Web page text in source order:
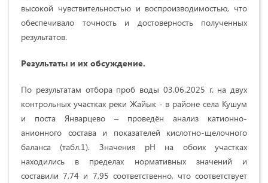
высокой чувствительностью и воспроизводимостью, что
обеспечивало точность и достоверность полученных
результатов.
Результаты и их обсуждение.
По результатам отбора проб воды 03.06.2025 г. на двух
контрольных участках реки Жайык - в районе села Кушум
и поста Январцево – проведён анализ катионно-
анионного состава и показателей кислотно-щелочного
баланса (табл.1). Значения pH на обоих участках
находились в пределах нормативных значений и
составили 7,74 и 7,95 соответственно, что соответствует